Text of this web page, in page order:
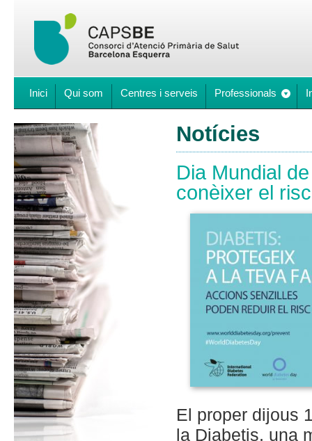
Inici Qui som Centres i serveis Professionals
Notícies
Dia Mundial
conèixer el
El proper dijous
la Diabetis, una